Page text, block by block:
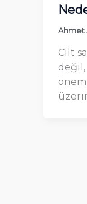
Ahmet
Cilt
değil,